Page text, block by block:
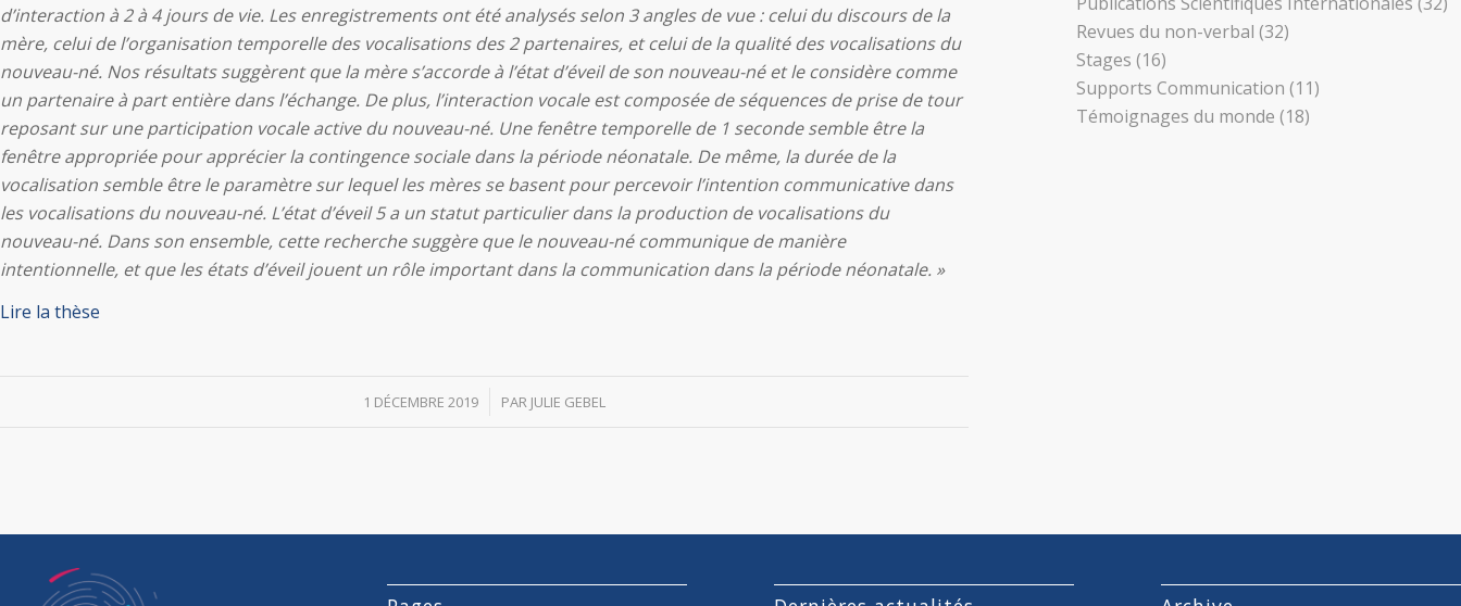
d’interaction à 2 à 4 jours de vie. Les enregistrements ont été analysés selon 3 angles de vue : celui du discours de la
mère, celui de l’organisation temporelle des vocalisations des 2 partenaires, et celui de la qualité des vocalisations du
nouveau-né. Nos résultats suggèrent que la mère s’accorde à l’état d’éveil de son nouveau-né et le considère comme
un partenaire à part entière dans l’échange. De plus, l’interaction vocale est composée de séquences de prise de tour
reposant sur une participation vocale active du nouveau-né. Une fenêtre temporelle de 1 seconde semble être la
fenêtre appropriée pour apprécier la contingence sociale dans la période néonatale. De même, la durée de la
vocalisation semble être le paramètre sur lequel les mères se basent pour percevoir l’intention communicative dans
les vocalisations du nouveau-né. L’état d’éveil 5 a un statut particulier dans la production de vocalisations du
nouveau-né. Dans son ensemble, cette recherche suggère que le nouveau-né communique de manière
intentionnelle, et que les états d’éveil jouent un rôle important dans la communication dans la période néonatale. »
Lire la thèse
1 DÉCEMBRE 2019
/ PAR JULIE GEBEL
Revues du non-verbal (32)
Stages (16)
Supports Communication (11)
Témoignages du monde (18)